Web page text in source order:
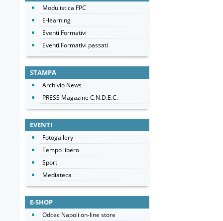
Modulistica FPC
E-learning
Eventi Formativi
Eventi Formativi passati
STAMPA
Archivio News
PRESS Magazine C.N.D.E.C.
EVENTI
Fotogallery
Tempo libero
Sport
Mediateca
E-SHOP
Odcec Napoli on-line store